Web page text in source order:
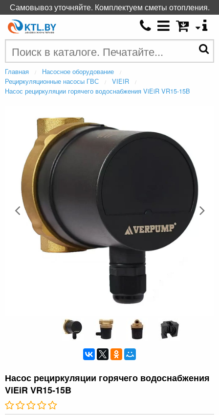
Главная
Насосное оборудование
Рециркуляционные насосы ГВС
VIEIR
Насос рециркуляции горячего водоснабжения ViEiR VR15-15B
Насос рециркуляции горячего водоснабжения
ViEiR VR15-15B
Самовывоз уточняйте. Комплектуем сметы отопления.